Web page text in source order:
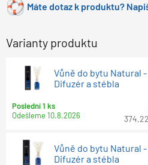
Máte dotaz k produktu?
Varianty produktu
Vůně do bytu Natural
Difuzér a stébla
Poslední 1 ks
Odešleme10.8.2026
374,22
Vůně do bytu Natural
Difuzér a stébla